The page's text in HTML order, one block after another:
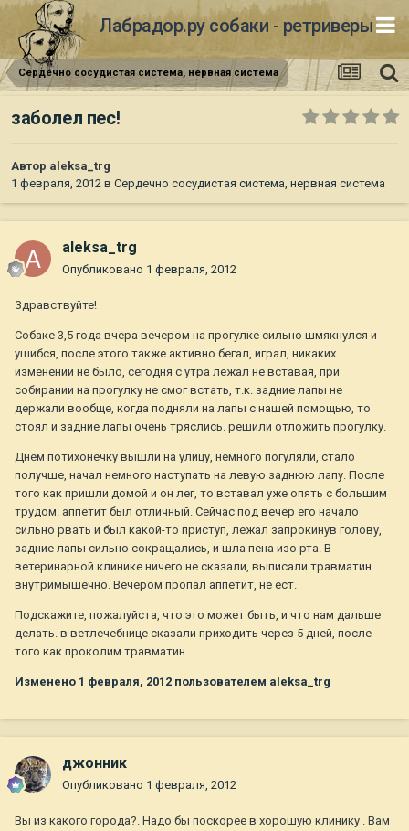
Лабрадор.ру собаки - ретриверы
Сердечно сосудистая система, нервная система
заболел пес!
Автор aleksa_trg
1 февраля, 2012 в Сердечно сосудистая система, нервная система
aleksa_trg
Опубликовано 1 февраля, 2012
Здравствуйте!
Собаке 3,5 года вчера вечером на прогулке сильно шмякнулся и
ушибся, после этого также активно бегал, играл, никаких
изменений не было, сегодня с утра лежал не вставая, при
собирании на прогулку не смог встать, т.к. задние лапы не
держали вообще, когда подняли на лапы с нашей помощью, то
стоял и задние лапы очень тряслись. решили отложить прогулку.
Днем потихонечку вышли на улицу, немного погуляли, стало
получше, начал немного наступать на левую заднюю лапу. После
того как пришли домой и он лег, то вставал уже опять с большим
трудом. аппетит был отличный. Сейчас под вечер его начало
сильно рвать и был какой-то приступ, лежал запрокинув голову,
задние лапы сильно сокращались, и шла пена изо рта. В
ветеринарной клинике ничего не сказали, выписали травматин
внутримышечно. Вечером пропал аппетит, не ест.
Подскажите, пожалуйста, что это может быть, и что нам дальше
делать. в ветлечебнице сказали приходить через 5 дней, после
того как проколим травматин.
Изменено 1 февраля, 2012 пользователем aleksa_trg
джонник
Опубликовано 1 февраля, 2012
Вы из какого города?. Надо бы поскорее в хорошую клинику . Вам